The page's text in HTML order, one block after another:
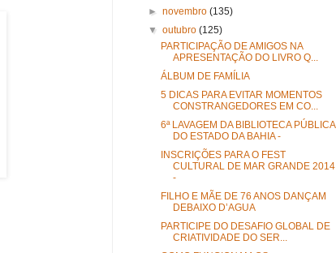
►novembro(135)
▼outubro(125)
PARTICIPAÇÃO DE AMIGOS NA
APRESENTAÇÃO DO LIVRO Q...
ÁLBUM DE FAMÍLIA
5 DICAS PARA EVITAR MOMENTOS
CONSTRANGEDORES EM CO...
6ª LAVAGEM DA BIBLIOTECA PÚBLICA
DO ESTADO DA BAHIA -
INSCRIÇÕES PARA O FEST
CULTURAL DE MAR GRANDE 2014
-
FILHO E MÃE DE 76 ANOS DANÇAM
DEBAIXO D’AGUA
PARTICIPE DO DESAFIO GLOBAL DE
CRIATIVIDADE DO SER...